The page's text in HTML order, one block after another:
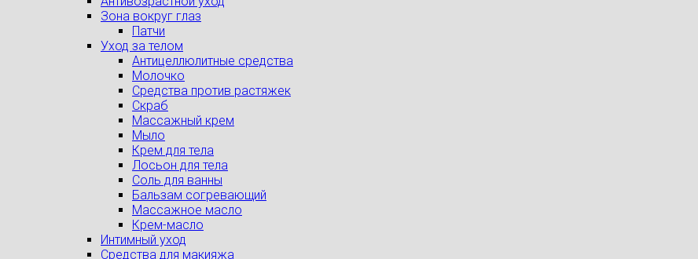
Зона вокруг глаз
Патчи
Уход за телом
Антицеллюлитные средства
Молочко
Средства против растяжек
Скраб
Массажный крем
Мыло
Крем для тела
Лосьон для тела
Соль для ванны
Бальзам согревающий
Массажное масло
Крем-масло
Интимный уход
Средства для макияжа